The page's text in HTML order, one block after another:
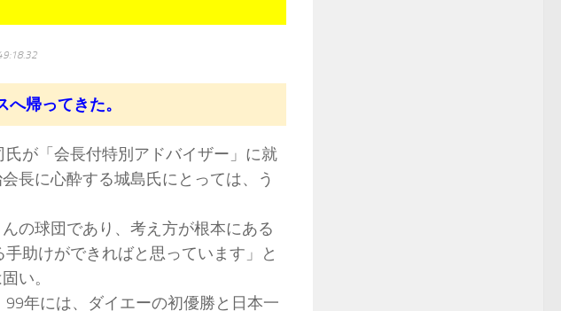
帰ってきた。
が「会長付特別アドバイザー」に就
長に心酔する城島氏にとっては、う
の球団であり、考え方が根本にある
助けができればと思っています」と
い。
年には、ダイエーの初優勝と日本一